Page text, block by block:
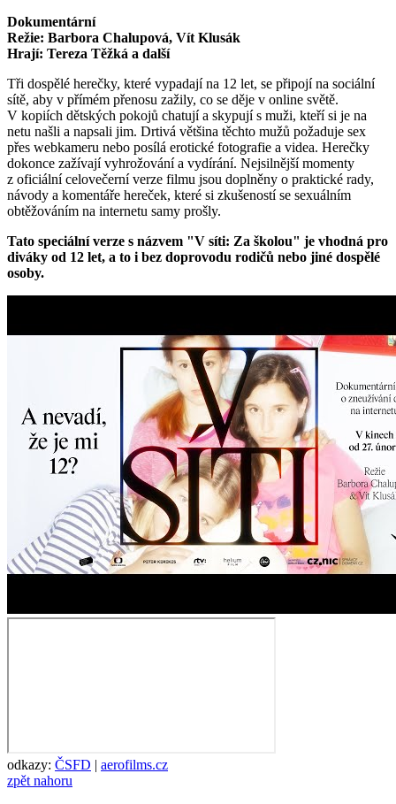
Dokumentární
Režie: Barbora Chalupová, Vít Klusák
Hrají: Tereza Těžká a další
Tři dospělé herečky, které vypadají na 12 let, se připojí na sociální
sítě, aby v přímém přenosu zažily, co se děje v online světě.
V kopiích dětských pokojů chatují a skypují s muži, kteří si je na
netu našli a napsali jim. Drtivá většina těchto mužů požaduje sex
přes webkameru nebo posílá erotické fotografie a videa. Herečky
dokonce zažívají vyhrožování a vydírání. Nejsilnější momenty
z oficiální celovečerní verze filmu jsou doplněny o praktické rady,
návody a komentáře hereček, které si zkušeností se sexuálním
obtěžováním na internetu samy prošly.
Tato speciální verze s názvem "V síti: Za školou" je vhodná pro
diváky od 12 let, a to i bez doprovodu rodičů nebo jiné dospělé
osoby.
odkazy: ČSFD | aerofilms.cz
zpět nahoru